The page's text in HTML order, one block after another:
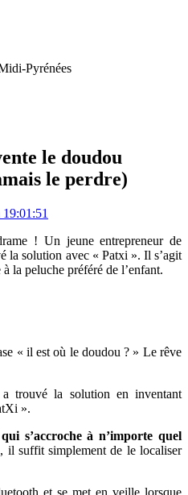
Pyrénées
le doudou
le perdre)
! Un jeune entrepreneur de
la solution avec « Patxi ». Il s’agit
la peluche préféré de l’enfant.
« il est où le doudou ? » Le rêve
trouvé la solution en inventant
».
s’accroche à n’importe quel
il suffit simplement de le localiser
et se met en veille lorsque